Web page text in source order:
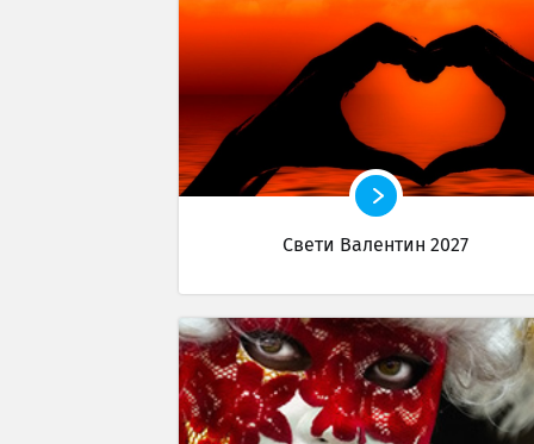
Свети Валентин 2027